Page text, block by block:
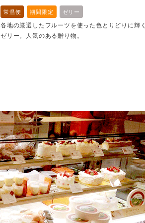
常温便 期間限定 ゼリー
各地の厳選したフルーツを使った色とりどりに輝く
ゼリー。人気のある贈り物。